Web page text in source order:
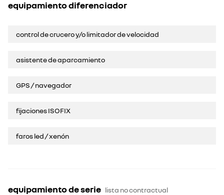
equipamiento diferenciador
control de crucero y/o limitador de velocidad
asistente de aparcamiento
GPS / navegador
fijaciones ISOFIX
faros led / xenón
equipamiento de serie lista no contractual